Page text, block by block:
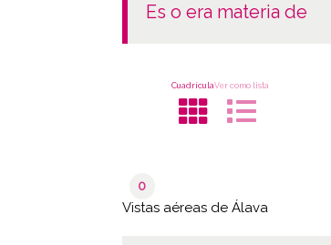
es o era materia de
CuadrículaVer como lista
0
Vistas aéreas de Álava